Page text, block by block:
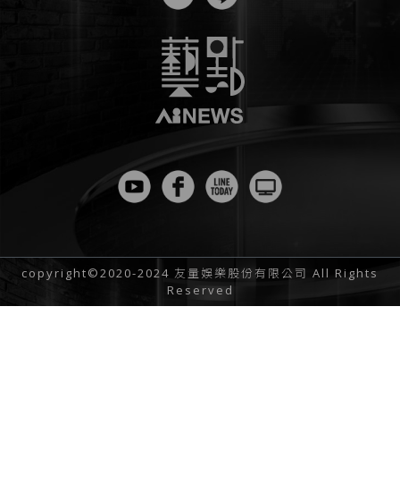
copyright©2020-2024 友量娛樂股份有限公司 All Rights
Reserved